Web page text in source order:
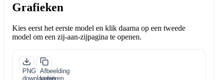
Grafieken
Kies eerst het eerste model en klik daarna op een tweede
model om een zij-aan-zijpagina te openen.
PNG
downloaden
Afbeelding
kopiëren